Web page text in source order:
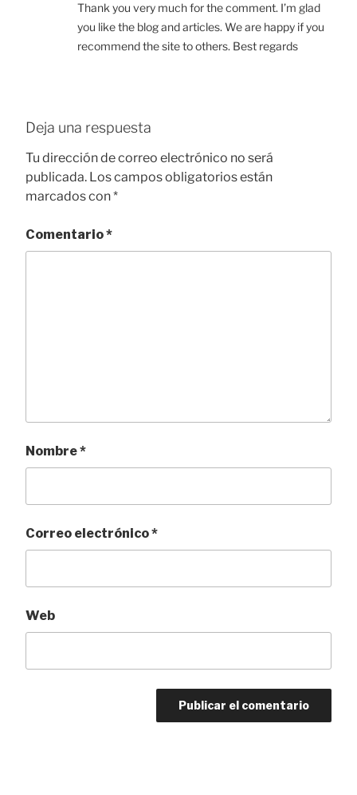
Thank you very much for the comment. I’m glad
you like the blog and articles. We are happy if you
recommend the site to others. Best regards
Deja una respuesta
Tu dirección de correo electrónico no será
publicada. Los campos obligatorios están
marcados con*
Comentario*
Nombre*
Correo electrónico*
Web